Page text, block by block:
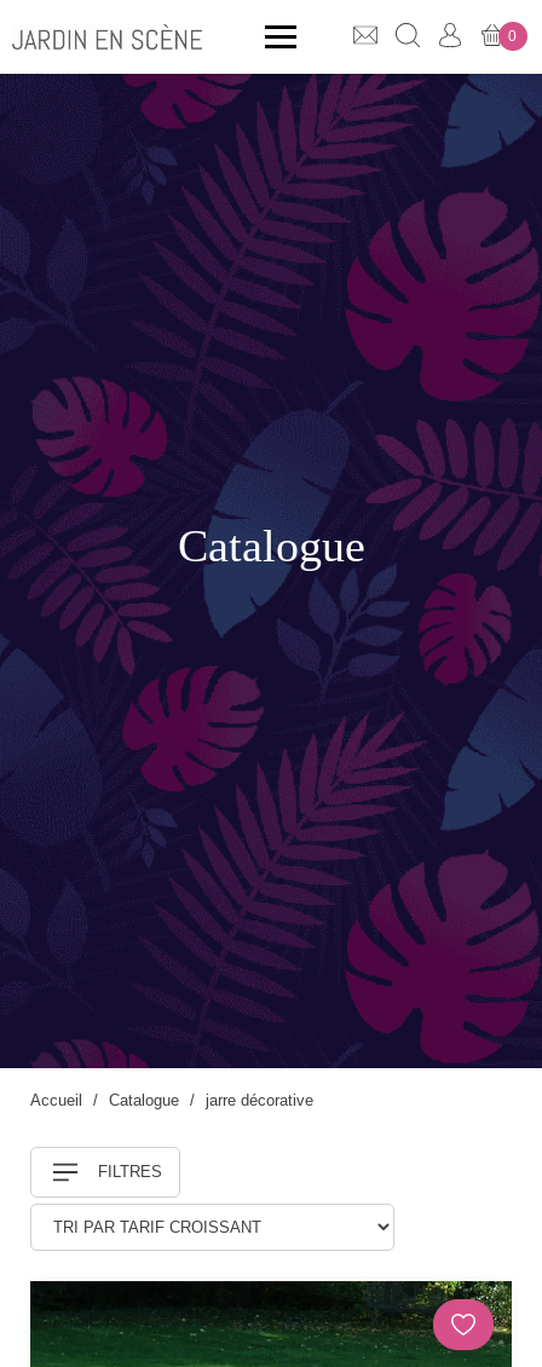
CLICK & COLLECT
MOBILIER OUTDOOR
Bancs
Rangements
ACCESSOIRES
Accessoires de jardinage
Boites aux lettres
Enceintes extérieures
BACS ET JARDINIÈRES
Jarres / Vases
Potager
Pots / Bacs
Pots XXL
CÔTÉ EAU
Douches
DÉCORATIONS ET STATUES
Statues personnages
0
QUE CHERCHEZ-VOUS ?
Catalogue
FILTRES
Accueil Catalogue jarre décorative